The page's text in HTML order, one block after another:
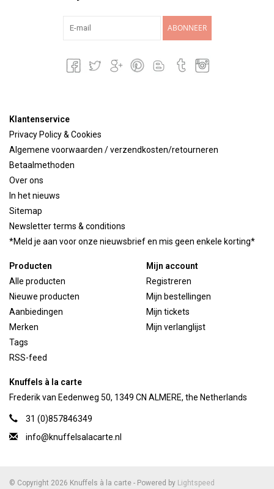
ABONNEER
Klantenservice
Privacy Policy & Cookies
Algemene voorwaarden / verzendkosten/retourneren
Betaalmethoden
Over ons
In het nieuws
Sitemap
Newsletter terms & conditions
*Meld je aan voor onze nieuwsbrief en mis geen enkele korting*
Producten
Alle producten
Nieuwe producten
Aanbiedingen
Merken
Tags
RSS-feed
Mijn account
Registreren
Mijn bestellingen
Mijn tickets
Mijn verlanglijst
Knuffels à la carte
Frederik van Eedenweg 50, 1349 CN ALMERE, the Netherlands
31 (0)857846349
info@knuffelsalacarte.nl
© Copyright 2026 Knuffels à la carte - Powered by Lightspeed